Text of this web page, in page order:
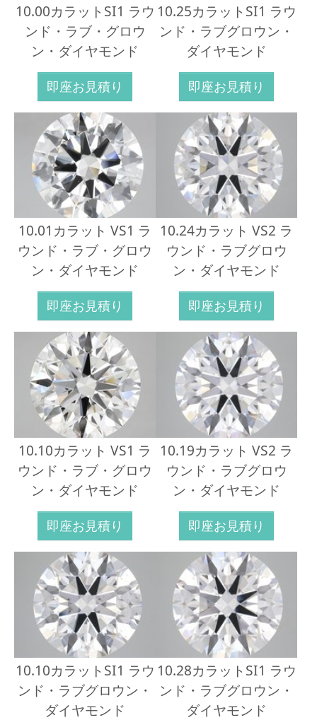
10.00カラットSI1 ラウ
ンド・ラブ・グロウ
ン・ダイヤモンド
即座お見積り
10.25カラットSI1 ラウ
ンド・ラブグロウン・
ダイヤモンド
即座お見積り
10.01カラット VS1 ラ
ウンド・ラブ・グロウ
ン・ダイヤモンド
即座お見積り
10.24カラット VS2 ラ
ウンド・ラブグロウ
ン・ダイヤモンド
即座お見積り
10.10カラット VS1 ラ
ウンド・ラブ・グロウ
ン・ダイヤモンド
即座お見積り
10.19カラット VS2 ラ
ウンド・ラブグロウ
ン・ダイヤモンド
即座お見積り
10.10カラットSI1 ラウ
ンド・ラブグロウン・
ダイヤモンド
10.28カラットSI1 ラウ
ンド・ラブグロウン・
ダイヤモンド